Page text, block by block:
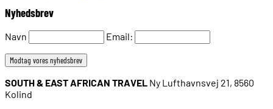
Nyhedsbrev
Navn Email:
SOUTH & EAST AFRICAN TRAVEL Ny Lufthavnsvej 21, 8560
Kolind